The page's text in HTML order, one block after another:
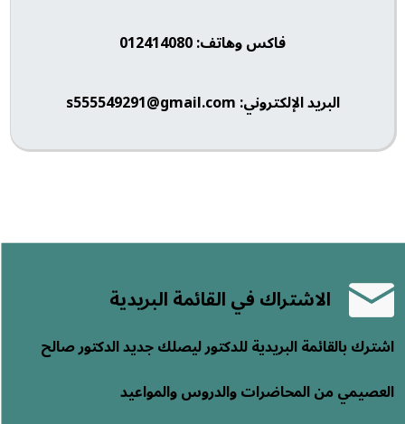
فاكس وهاتف: 012414080
البريد الإلكتروني: s555549291@gmail.com
الاشتراك في القائمة البريدية
اشترك بالقائمة البريدية للدكتور ليصلك جديد الدكتور صالح
العصيمي من المحاضرات والدروس والمواعيد